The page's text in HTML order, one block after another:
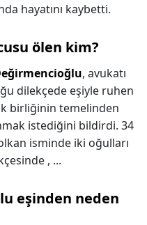
hayatını kaybetti.
ölen kim?
, avukatı
dilekçede eşiyle ruhen
birliğinin temelinden
istediğini bildirdi. 34
isminde iki oğulları
, ...
eşinden neden